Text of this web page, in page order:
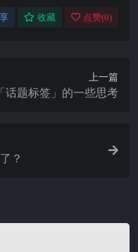
收藏 点赞(0)
上一篇
话题标签」的一些思考
？